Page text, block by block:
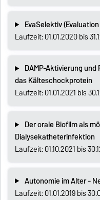
EvaSelektiv
Laufzeit: 01.01.2020 bis
DAMP-Aktivierung
das Kälteschockprotein
Laufzeit: 01.01.2021 bis
Der orale Biofilm als
Dialysekatheterinfektion
Laufzeit: 01.10.2021 bis
Autonomie im Alter -
Laufzeit: 01.01.2019 bis